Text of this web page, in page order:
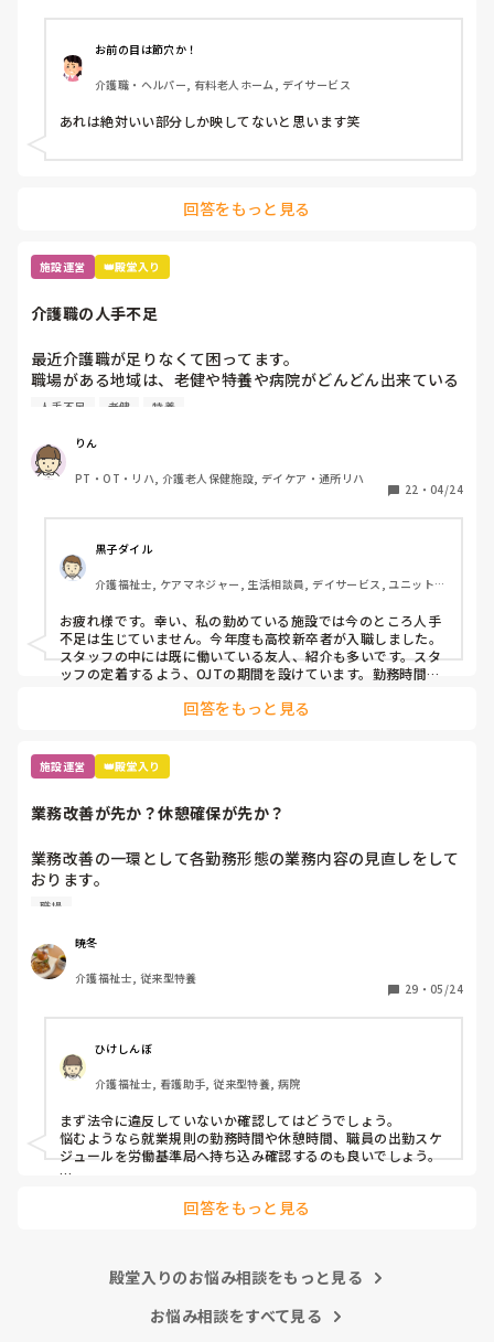
テレビで紹介されているグループホームも、同じ人員配置と
介護度だと思うのですが、なぜ、あんなに理想的なケアや施
お前の目は節穴か！
介護職・ヘルパー, 有料老人ホーム, デイサービス
回答をもっと見る
施設運営 👑殿堂入り
介護職の人手不足
最近介護職が足りなくて困ってます。
職場がある地域は、老健や特養や病院がどんどん出来ている
ため、飽和状態です。
くなって来ており、記録が出来ないことや言葉遣いなどでト
ラブル続きです。
皆さんの職場はどうですか？
対策などしていますか？
人手不足 老健 特養
りん
PT・OT・リハ, 介護老人保健施設, デイケア・通所リハ
22 ・ 04/24
黒子ダイル
介護福祉士, ケアマネジャー, 生活相談員, デイサービス, ユニット型
お疲れ様です。幸い、私の勤めている施設では今のところ人手
不足は生じていません。今年度も高校新卒者が入職しました。
スタッフの中には既に働いている友人、紹介も多いです。スタ
ッフの定着するよう、OJTの期間を設けています。勤務時間に
ような工夫をしています。回答をもっと見る
施設運営 👑殿堂入り
業務改善が先か？休憩確保が先か？
業務改善の一環として各勤務形態の業務内容の見直しをして
おります。
を充実させたいとの意向があり、業務追加を求めてくるのに
対して、現場職員は休憩が設定されてないのはおかしいから
まずは休憩確保した上で業務改善するのが筋だとの意見があ
ちなみに三交代の夜勤です。明けが休みになる形態です。皆
さんのところでは休憩時間が確保できておりますか？その上
で業務改善に着手されておられますか？
ご意見お待ちしております。よろしくお願いします！
職場
暁冬
介護福祉士, 従来型特養
29 ・ 05/24
ひけしんぼ
介護福祉士, 看護助手, 従来型特養, 病院
まず法令に違反していないか確認してはどうでしょう。
悩むようなら就業規則の勤務時間や休憩時間、職員の出勤スケ
ジュールを労働基準局へ持ち込み確認するのも良いでしょう。
回答をもっと見る
殿堂入りのお悩み相談をもっと見る
お悩み相談をすべて見る